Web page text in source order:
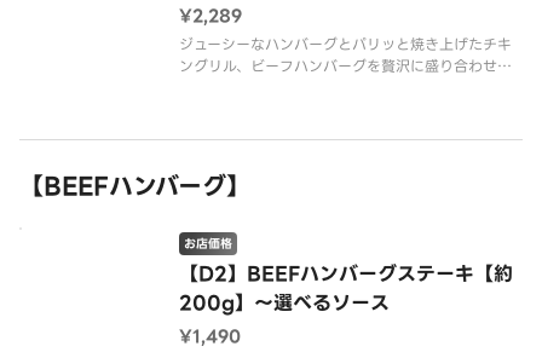
¥2,289
ジューシーなハンバーグとパリッと焼き上げたチキ
ングリル、ビーフハンバーグを贅沢に盛り合わせま
【BEEFハンバーグ】
【D2】BEEFハンバーグステーキ【約
200g】～選べるソース
お店価格
¥1,490